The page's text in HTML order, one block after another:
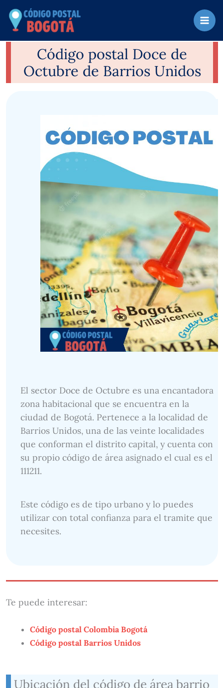
contenido
Código postal Doce de
Octubre de Barrios Unidos
El sector Doce de Octubre es una encantadora
zona habitacional que se encuentra en la
ciudad de Bogotá. Pertenece a la localidad de
Barrios Unidos, una de las veinte localidades
que conforman el distrito capital, y cuenta con
su propio código de área asignado el cual es el
111211.
Este código es de tipo urbano y lo puedes
utilizar con total confianza para el tramite que
necesites.
Te puede interesar:
Código postal Colombia Bogotá
Código postal Barrios Unidos
Ubicación del código de área barrio